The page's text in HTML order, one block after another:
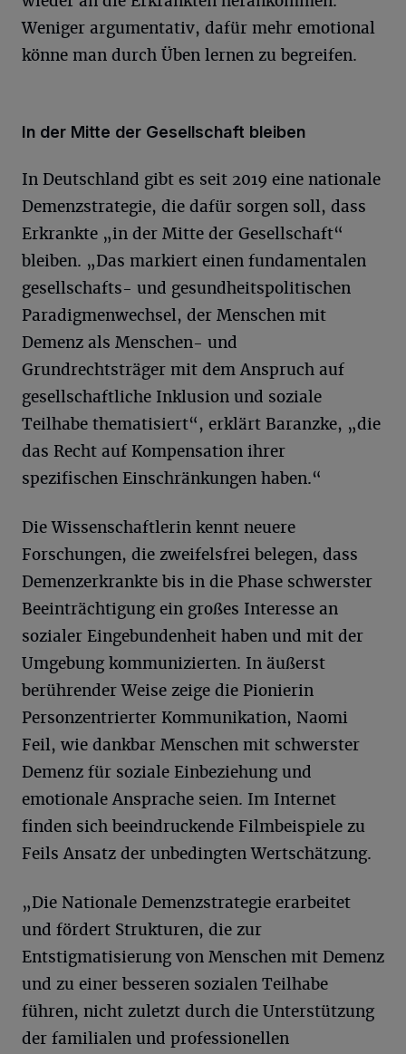
Weniger argumentativ, dafür mehr emotional
könne man durch Üben lernen zu begreifen.
In der Mitte der Gesellschaft bleiben
In Deutschland gibt es seit 2019 eine nationale
Demenzstrategie, die dafür sorgen soll, dass
Erkrankte „in der Mitte der Gesellschaft“
bleiben. „Das markiert einen fundamentalen
gesellschafts- und gesundheitspolitischen
Paradigmenwechsel, der Menschen mit
Demenz als Menschen- und
Grundrechtsträger mit dem Anspruch auf
gesellschaftliche Inklusion und soziale
Teilhabe thematisiert“, erklärt Baranzke, „die
das Recht auf Kompensation ihrer
spezifischen Einschränkungen haben.“
Die Wissenschaftlerin kennt neuere
Forschungen, die zweifelsfrei belegen, dass
Demenzerkrankte bis in die Phase schwerster
Beeinträchtigung ein großes Interesse an
sozialer Eingebundenheit haben und mit der
Umgebung kommunizierten. In äußerst
berührender Weise zeige die Pionierin
Personzentrierter Kommunikation, Naomi
Feil, wie dankbar Menschen mit schwerster
Demenz für soziale Einbeziehung und
emotionale Ansprache seien. Im Internet
finden sich beeindruckende Filmbeispiele zu
Feils Ansatz der unbedingten Wertschätzung.
„Die Nationale Demenzstrategie erarbeitet
und fördert Strukturen, die zur
Entstigmatisierung von Menschen mit Demenz
und zu einer besseren sozialen Teilhabe
führen, nicht zuletzt durch die Unterstützung
der familialen und professionellen